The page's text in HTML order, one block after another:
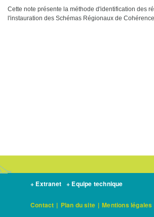
Cette note présente la méthode d'identification des
l'instauration des Schémas Régionaux de
+ Extranet + Equipe technique
Contact | Plan du site | Mentions légales